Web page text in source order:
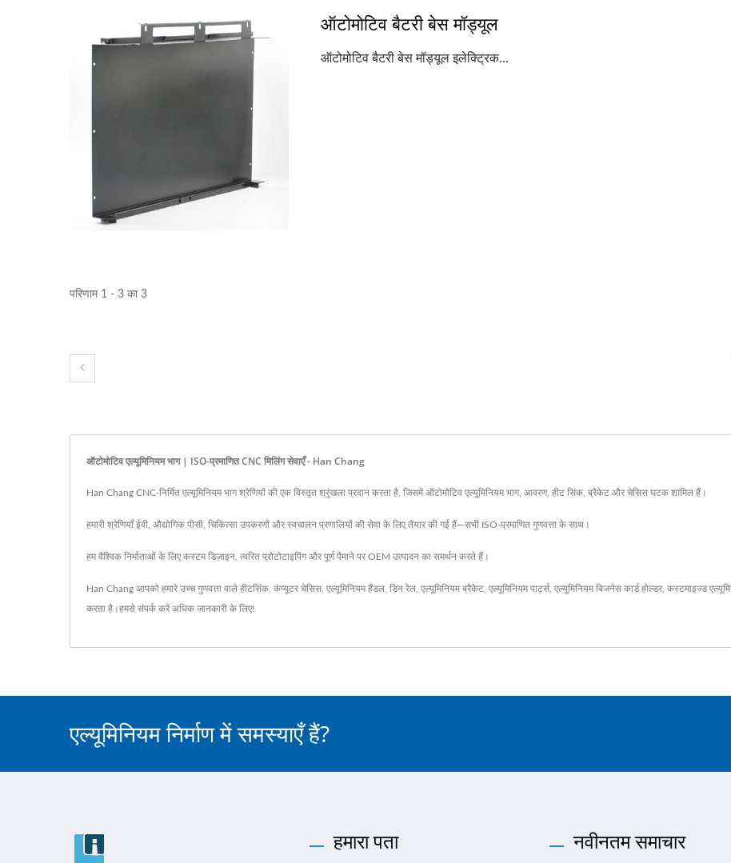
ऑटोमोटिव बैटरी बेस मॉड्यूल
ऑटोमोटिव बैटरी बेस मॉड्यूल इलेक्ट्रिक...
परिणाम 1 - 3 का 3
ऑटोमोटिव एल्यूमिनियम भाग | ISO-प्रमाणित CNC मिलिंग सेवाएँ - Han Chang
Han Chang CNC-निर्मित एल्यूमिनियम भाग श्रेणियों की एक विस्तृत श्रृंखला प्रदान करता है, जिसमें ऑटोमोटिव एल्यूमिनियम भाग, आवरण, हीट सिंक, ब्रैकेट और चेसिस घटक शामिल हैं।
हमारी श्रेणियाँ ईवी, औद्योगिक पीसी, चिकित्सा उपकरणों और स्वचालन प्रणालियों की सेवा के लिए तैयार की गई हैं—सभी ISO-प्रमाणित गुणवत्ता के साथ।
हम वैश्विक निर्माताओं के लिए कस्टम डिज़ाइन, त्वरित प्रोटोटाइपिंग और पूर्ण पैमाने पर OEM उत्पादन का समर्थन करते हैं।
Han Chang आपको हमारे उच्च गुणवत्ता वाले हीटसिंक कंप्यूटर चेसिस एल्यूमिनियम हैंडल डिन रेल एल्यूमिनियम ब्रैकेट एल्यूमिनियम पार्ट्स एल्यूमिनियम बिजनेस कार्ड होल्डर, कस्टमाइज्ड
करता है।हमसे संपर्क करेंअधिक जानकारी के लिए!
एल्यूमिनियम निर्माण में समस्याएँ हैं?
हमारा पता नवीनतम समाचार